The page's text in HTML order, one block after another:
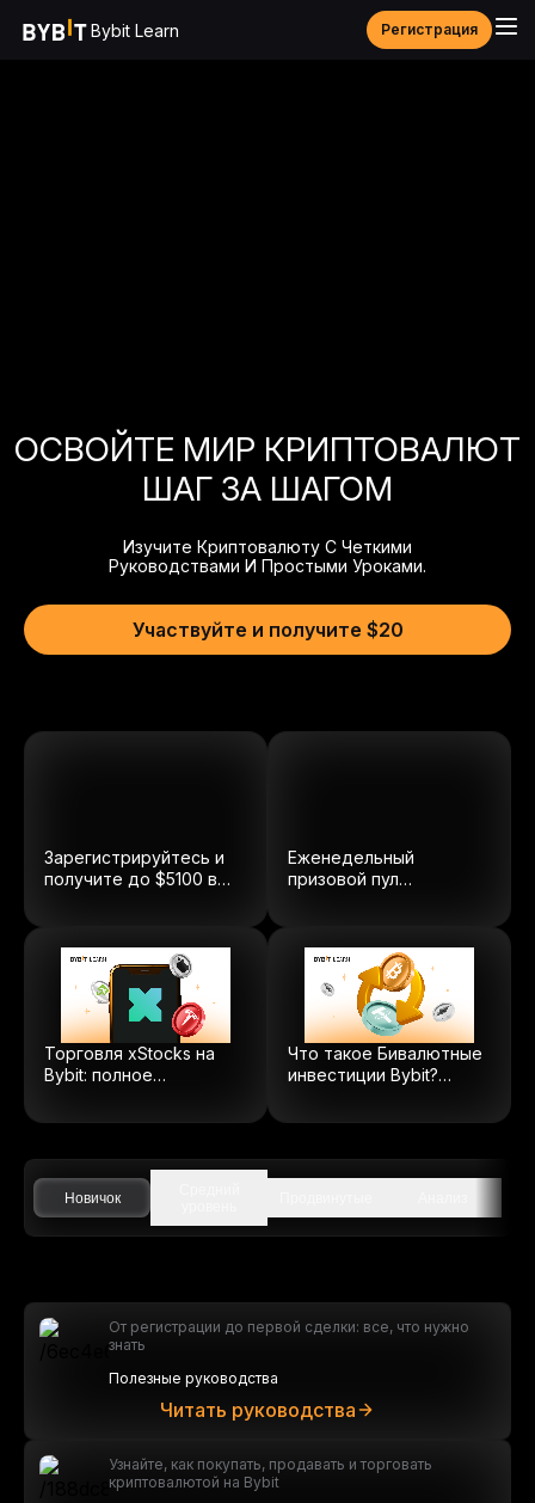
Bybit Learn Регистрация
ОСВОЙТЕ МИР КРИПТОВАЛЮТ
ШАГ ЗА ШАГОМ
Изучите Криптовалюту С Четкими
Руководствами И Простыми Уроками.
Участвуйте и получите $20
Зарегистрируйтесь и
получите до $5100 в
Еженедельный
призовой пул
Торговля xStocks на
Bybit: полное
Что такое Бивалютные
инвестиции Bybit?
Новичок
От регистрации до первой сделки: все, что нужно
знать
Полезные руководства
Читать руководства
Узнайте, как покупать, продавать и торговать
криптовалютой на Bybit